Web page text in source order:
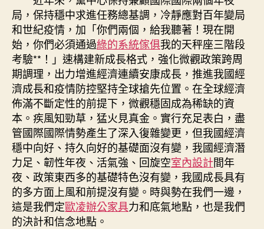
局，保持穩中求進任務總基調，冷靜應對百年變局
和世紀疫情，加「你們兩個，給我聽著！現在開
始，你們必須通過綠的系統傢俱我的天秤座三階段
考驗**！」速構建新成長格式，強化微觀政策跨周
期調理，出力增進經濟連續安康成長，推進我國經
濟成長和疫情防控堅持全球搶先位置。在全球經濟
佈滿不斷定性的前提下，微觀穩固成為稀缺的資
本。疾風知勁草，猛火見真金。實行充足表白，盡
管國際國際情勢產生了深入復雜變更，但我國經濟
穩中向好、持久向好的基礎面沒有變，我國經濟潛
力足、韌性年夜、活氣強、回旋空室內設計間年
夜、政策東西多的基礎特色沒有變，我國成長具有
的多方面上風和前提沒有變。時與勢在我們一邊，
這是我們定歐凌辦公家具力和底氣地點，也是我們
的決計和信念地點。